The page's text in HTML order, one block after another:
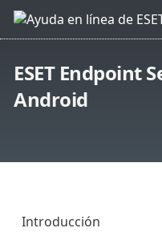
ESET Endpoint
Android